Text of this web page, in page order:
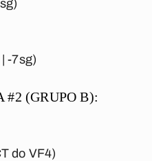
-7sg)
#2 (GRUPO B):
do VF4)